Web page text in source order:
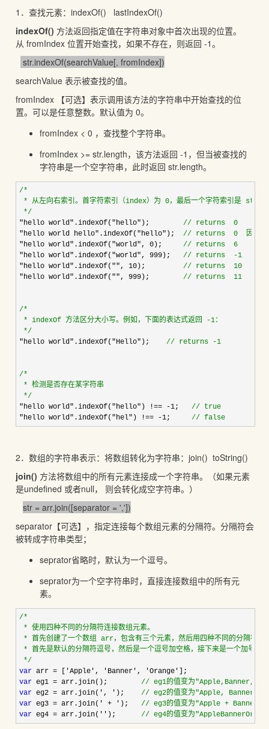
1．查找元素：indexOf() lastIndexOf()
indexOf() 方法返回指定值在字符串对象中首次出现的位置。
从 fromIndex 位置开始查找，如果不存在，则返回 -1。
str.indexOf(searchValue[, fromIndex])
searchValue 表示被查找的值。
fromIndex 【可选】表示调用该方法的字符串中开始查找的位
置。可以是任意整数。默认值为 0。
fromIndex < 0 ，查找整个字符串。
fromIndex >= str.length，该方法返回 -1，但当被查找的
字符串是一个空字符串，此时返回 str.length。
/*
* 从左向右索引。首字符索引（index）为 0，最后一个字符索引是
*/
"hello world".indexOf("hello"); // returns  0
"hello world hello".indexOf("hello"); // returns  0  因为是
"hello world".indexOf("world", 0); // returns  6
"hello world".indexOf("world", 999); // returns  -1
"hello world".indexOf("", 10); // returns  10
"hello world".indexOf("", 999); // returns  11
/*
* indexOf 方法区分大小写。例如，下面的表达式返回 -1：
*/
"hello world".indexOf("Hello"); // returns -1
/*
* 检测是否存在某字符串
*/
"hello world".indexOf("hello") !== -1; // true
"hello world".indexOf("hel") !== -1; // false
2．数组的字符串表示：将数组转化为字符串：join() toString()
join() 方法将数组中的所有元素连接成一个字符串。（如果元素
是undefined 或者null， 则会转化成空字符串。）
str = arr.join([separator = ','])
separator【可选】，指定连接每个数组元素的分隔符。分隔符会
被转成字符串类型；
seprator省略时，默认为一个逗号。
seprator为一个空字符串时，直接连接数组中的所有元
素。
/*
* 使用四种不同的分隔符连接数组元素。
* 首先创建了一个数组 arr，包含有三个元素，然后用四种不同的分隔符连
* 首先是默认的分隔符逗号，然后是一个逗号加空格，接下来是一个加号前
*/
var arr = ['Apple', 'Banner', 'Orange'
var eg1 = arr.join(); // eg1的值变为
var eg2 = arr.join(', '); // eg2的值变为"Apple, Banner,
var eg3 = arr.join(' + '); // eg3的值变为"Apple + Banner
var eg4 = arr.join(''); // eg4的值变为